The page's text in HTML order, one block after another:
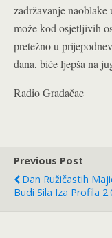
zadržavanje
može kod osjetljivih
pretežno u
dana, biće ljepša na
Radio Gradačac
Previous Post
Dan Ružičastih
Budi Sila Iza Profila